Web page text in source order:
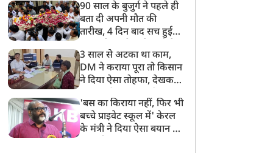
90 साल के बुजुर्ग ने पहले ही
बता दी अपनी मौत की
तारीख, 4 दिन बाद सच हुई
साथ निकाली अंतिम यात्रा
3 साल से अटका था काम,
DM ने कराया पूरा तो किसान
ने दिया ऐसा तोहफा, देखकर
अनमोल कुछ नहीं
'बस का किराया नहीं, फिर भी
बच्चे प्राइवेट स्कूल में' केरल
के मंत्री ने दिया ऐसा बयान की